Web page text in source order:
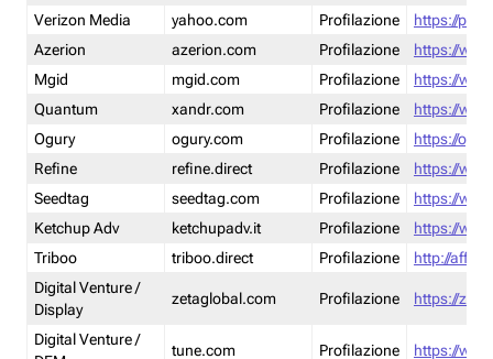
Verizon Media
yahoo.com Profilazione
https://
Azerion
azerion.com Profilazione
https://
Mgid
mgid.com Profilazione
https://
Quantum
xandr.com Profilazione
https://
Ogury
ogury.com Profilazione
https://
Refine
refine.direct Profilazione
https://
Seedtag
seedtag.com Profilazione
https://
Ketchup Adv
ketchupadv.it Profilazione
https://
Triboo
triboo.direct Profilazione
http://
Digital Venture /
Display
zetaglobal.com Profilazione https://
Digital Venture /
tune.com Profilazione https://